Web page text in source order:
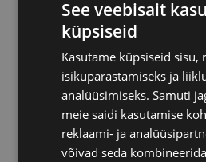
värbamisega kaasnevad
tervele organisatsioonid,
negatiivsete aspektidega
välisseptsialistide
on ettevõttepoolne tugi
kohanemisele?
Moderaator: Piret
Tööstuskoda, teenuste
See veebisait
küpsiseid
Kasutame küpsiseid sisu,
isikupärastamiseks ja
analüüsimiseks. Samuti
meie saidi kasutamise
reklaami- ja
võivad seda